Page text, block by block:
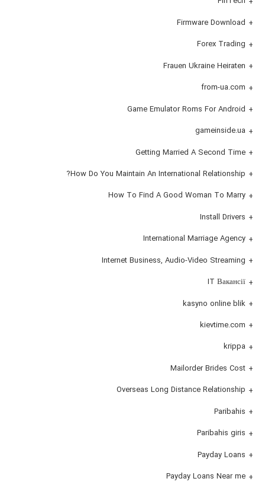
Firmware Download
Forex Trading
Frauen Ukraine Heiraten
from-ua.com
Game Emulator Roms For Android
gameinside.ua
Getting Married A Second Time
How Do You Maintain An International Relationship?
How To Find A Good Woman To Marry
Install Drivers
International Marriage Agency
Internet Business, Audio-Video Streaming
IT Вакансії
kasyno online blik
kievtime.com
krippa
Mailorder Brides Cost
Overseas Long Distance Relationship
Paribahis
Paribahis giris
Payday Loans
Payday Loans Near me